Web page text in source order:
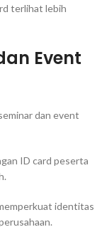
terlihat lebih
Event
dan event
ID card peserta
identitas